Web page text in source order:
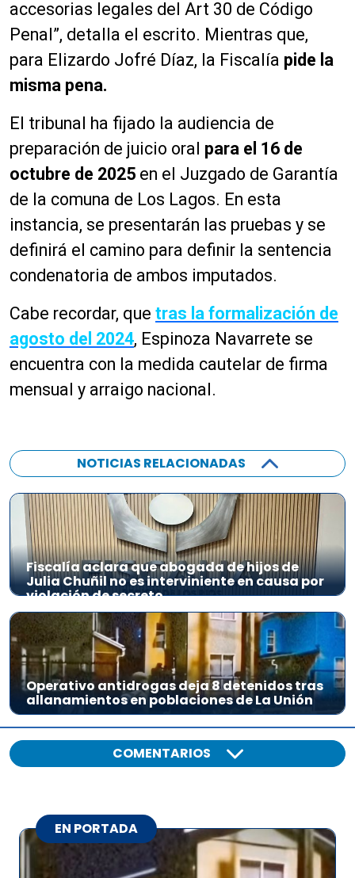
accesorias legales del Art 30 de Código
Penal”, detalla el escrito. Mientras que,
para Elizardo Jofré Díaz, la Fiscalía pide la
misma pena.
El tribunal ha fijado la audiencia de
preparación de juicio oral para el 16 de
octubre de 2025 en el Juzgado de Garantía
de la comuna de Los Lagos. En esta
instancia, se presentarán las pruebas y se
definirá el camino para definir la sentencia
condenatoria de ambos imputados.
Cabe recordar, que tras la formalización de
agosto del 2024, Espinoza Navarrete se
encuentra con la medida cautelar de firma
mensual y arraigo nacional.
NOTICIAS RELACIONADAS
Fiscalía aclara que abogada de hijos de
Julia Chuñil no es interviniente en causa por
violación de secreto
Operativo antidrogas deja 8 detenidos tras
allanamientos en poblaciones de La Unión
COMENTARIOS
EN PORTADA